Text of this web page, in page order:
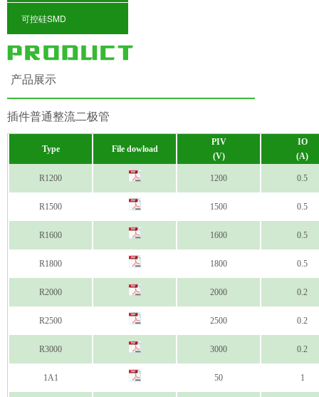
可控硅SMD
产品展示
插件普通整流二极管
Type File dowload
PIV
(V)
IO
(A)
R1200 1200 0.5
R1500 1500 0.5
R1600 1600 0.5
R1800 1800 0.5
R2000 2000 0.2
R2500 2500 0.2
R3000 3000 0.2
1A1 50 1